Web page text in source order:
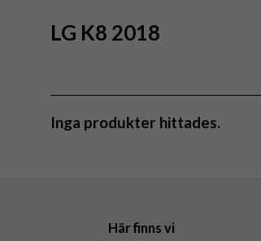
LG K8 2018
Inga produkter hittades.
Här finns vi